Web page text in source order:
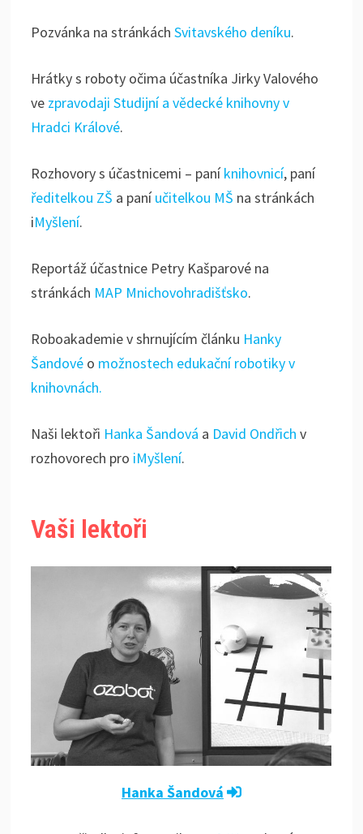
Pozvánka na stránkáchSvitavského deníku.
Hrátky s roboty očima účastníka Jirky Valového
ve zpravodaji Studijní a vědecké knihovny v
Hradci Králové.
Rozhovory s účastnicemi – paníknihovnicí, paní
ředitelkou ZŠ a paníučitelkou MŠ na stránkách
iMyšlení.
Reportáž účastnice Petry Kašparové na
stránkách MAP Mnichovohradišťsko.
Roboakademie v shrnujícím článku Hanky
Šandové o možnostech edukační robotiky v
knihovnách.
Naši lektoři Hanka Šandová a David Ondřich v
rozhovorech pro iMyšlení.
Vaši lektoři
Hanka Šandová